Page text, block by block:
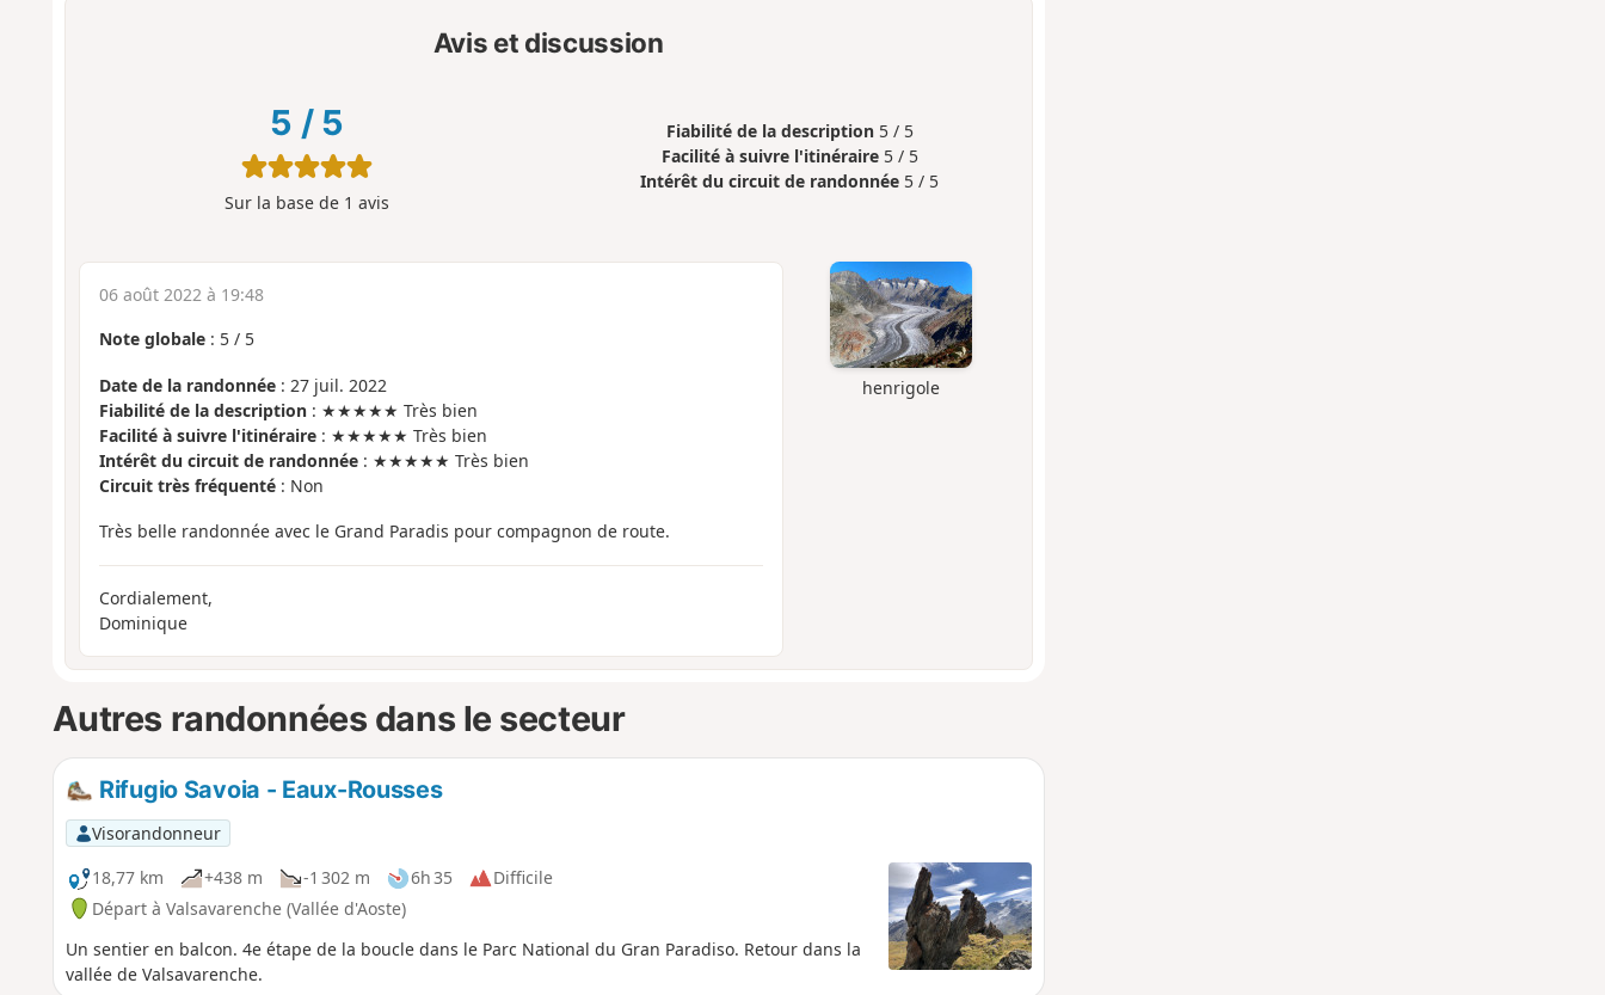
Avis et discussion
5 / 5
Sur la base de 1 avis
Fiabilité de la description 5 / 5
Facilité à suivre l'itinéraire 5 / 5
Intérêt du circuit de randonnée 5 / 5
henrigole
06 août 2022 à 19:48
Note globale: 5/ 5
Date de la randonnée: 27 juil. 2022
Fiabilité de la description: ★★★★★ Très bien
Facilité à suivre l'itinéraire: ★★★★★ Très bien
Intérêt du circuit de randonnée: ★★★★★ Très bien
Circuit très fréquenté: Non
Très belle randonnée avec le Grand Paradis pour compagnon de route.
Cordialement,
Dominique
Autres randonnées dans le secteur
Rifugio Savoia - Eaux-Rousses
Visorandonneur
18,77 km
+438 m -1 302 m 6h 35
Difficile
Départ à Valsavarenche (Vallée d'Aoste)
Un sentier en balcon. 4e étape de la boucle dans le Parc National du Gran Paradiso. Retour dans la
vallée de Valsavarenche.